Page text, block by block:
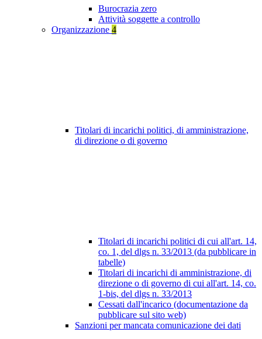
Burocrazia zero
Attività soggette a controllo
Organizzazione 4
Titolari di incarichi politici, di amministrazione,
di direzione o di governo
Titolari di incarichi politici di cui all'art. 14,
co. 1, del dlgs n. 33/2013 (da pubblicare in
tabelle)
Titolari di incarichi di amministrazione, di
direzione o di governo di cui all'art. 14, co.
1-bis, del dlgs n. 33/2013
Cessati dall'incarico (documentazione da
pubblicare sul sito web)
Sanzioni per mancata comunicazione dei dati